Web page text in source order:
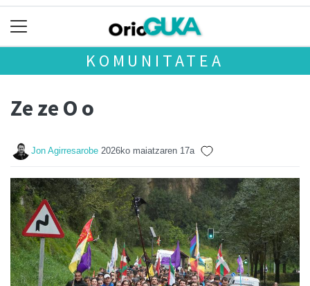
KOMUNITATEA
Ze ze O o
Jon Agirresarobe 2026ko maiatzaren 17a